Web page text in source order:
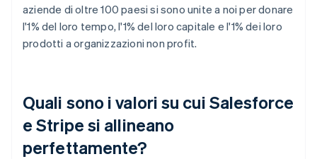
aziende di oltre 100 paesi si sono unite a noi per donare
l'1% del loro tempo, l'1% del loro capitale e l'1% dei loro
prodotti a organizzazioni non profit.
Quali sono i valori su cui Salesforce
e Stripe si allineano
perfettamente?